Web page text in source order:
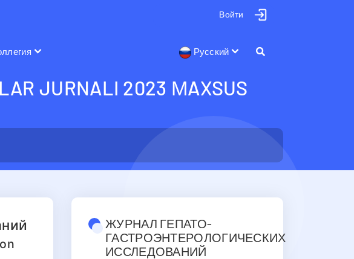
Войти
Русский
JURNALI 2023 МAXSUS
ЖУРНАЛ ГЕПАТО-
ГАСТРОЭНТЕРОЛОГИЧЕСКИХ
ИССЛЕДОВАНИЙ